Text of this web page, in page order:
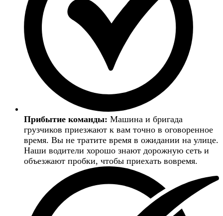
Прибытие команды: Машина и бригада
грузчиков приезжают к вам точно в оговоренное
время. Вы не тратите время в ожидании на улице.
Наши водители хорошо знают дорожную сеть и
объезжают пробки, чтобы приехать вовремя.